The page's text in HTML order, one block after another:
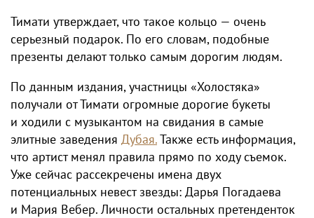
Тимати утверждает, что такое кольцо — очень
серьезный подарок. По его словам, подобные
презенты делают только самым дорогим людям.
По данным издания, участницы «Холостяка»
получали от Тимати огромные дорогие букеты
и ходили с музыкантом на свидания в самые
элитные заведения Дубая.Также есть информация,
что артист менял правила прямо по ходу съемок.
Уже сейчас рассекречены имена двух
потенциальных невест звезды: Дарья Погадаева
и Мария Вебер. Личности остальных претенденток